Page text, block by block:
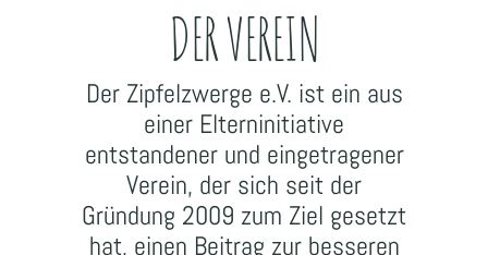
DER VEREIN
Der Zipfelzwerge e.V. ist ein aus
einer Elterninitiative
entstandener und eingetragener
Verein, der sich seit der
Gründung 2009 zum Ziel gesetzt
hat, einen Beitrag zur besseren